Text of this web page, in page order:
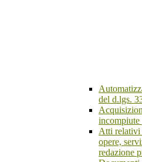
del d.lgs.
Atti relativi
opere,
redazione